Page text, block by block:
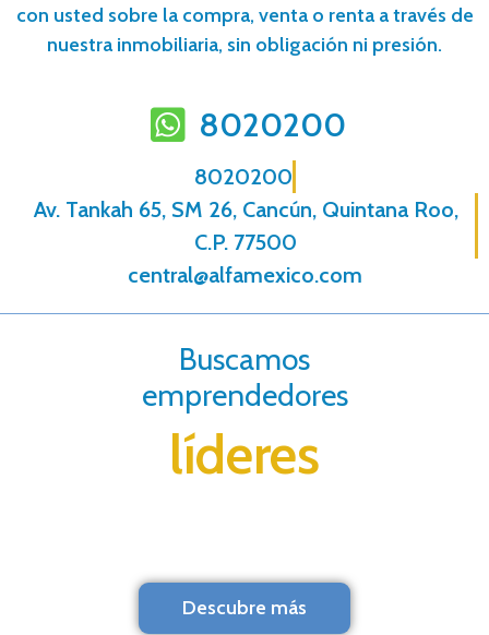
con usted sobre la compra, venta o renta a través de
nuestra inmobiliaria, sin obligación ni presión.
8020200
8020200
Av. Tankah 65, SM 26, Cancún, Quintana Roo,
C.P. 77500
central@alfamexico.com
Buscamos
emprendedores
líderes
Descubre más